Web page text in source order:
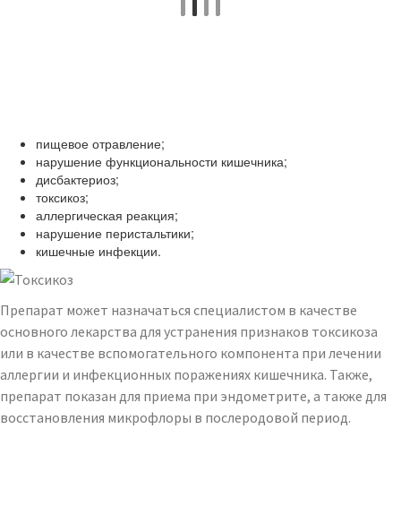
пищевое отравление;
нарушение функциональности кишечника;
дисбактериоз;
токсикоз;
аллергическая реакция;
нарушение перистальтики;
кишечные инфекции.
Препарат может назначаться специалистом в качестве
основного лекарства для устранения признаков токсикоза
или в качестве вспомогательного компонента при лечении
аллергии и инфекционных поражениях кишечника. Также,
препарат показан для приема при эндометрите, а также для
восстановления микрофлоры в послеродовой период.